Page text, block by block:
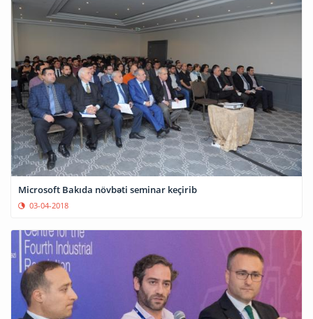
Microsoft Bakıda növbəti seminar keçirib
03-04-2018